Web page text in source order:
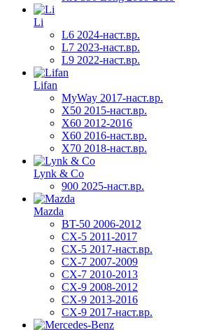
Li
L6 2024-наст.вр.
L7 2023-наст.вр.
L9 2022-наст.вр.
Lifan
MyWay 2017-наст.вр.
X50 2015-наст.вр.
X60 2012-2016
X60 2016-наст.вр.
X70 2018-наст.вр.
Lynk & Co
900 2025-наст.вр.
Mazda
BT-50 2006-2012
CX-5 2011-2017
CX-5 2017-наст.вр.
CX-7 2007-2009
CX-7 2010-2013
CX-9 2008-2012
CX-9 2013-2016
CX-9 2017-наст.вр.